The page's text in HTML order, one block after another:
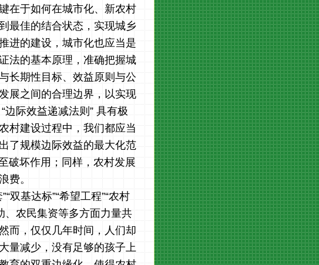
在于如何在城市化、新农村
最佳的结合状态，实现城乡
进的建设，城市化也应当是
法的基本原理，准确把握城
长期性目标、效益原则与公
展之间的合理边界，以实现
际效益递减法则” 具有极
村建设过程中，我们都应当
了规模边际效益的最大化范
破坏作用；同样，农村发展
费。
双基达标”“希望工程”“农村
、农民集资等多方面力量共
而，仅仅几年时间，人们却
量减少，没有足够的孩子上